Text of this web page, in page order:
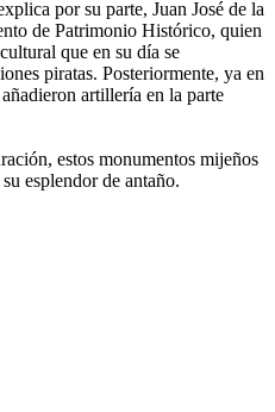
por su parte, Juan José de la
de Patrimonio Histórico, quien
que en su día se
piratas. Posteriormente, ya en
artillería en la parte
estos monumentos mijeños
esplendor de antaño.